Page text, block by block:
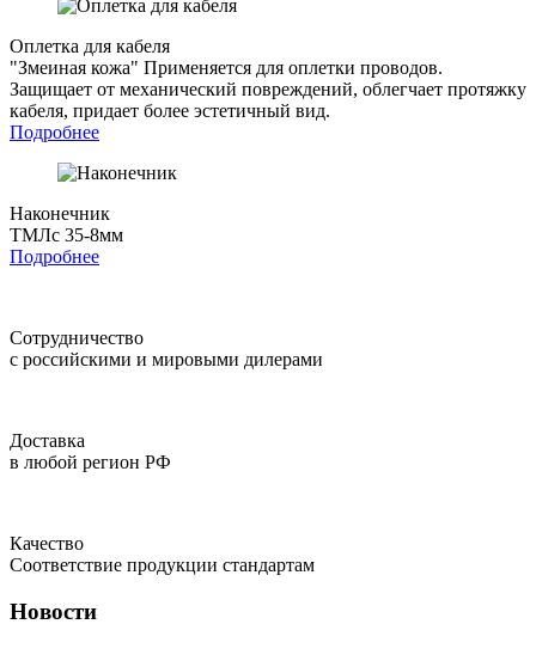
Оплетка для кабеля
"Змеиная кожа" Применяется для оплетки проводов.
Защищает от механический повреждений, облегчает протяжку
кабеля, придает более эстетичный вид.
Подробнее
Наконечник
ТМЛс 35-8мм
Подробнее
Сотрудничество
с российскими и мировыми дилерами
Доставка
в любой регион РФ
Качество
Соответствие продукции стандартам
Новости